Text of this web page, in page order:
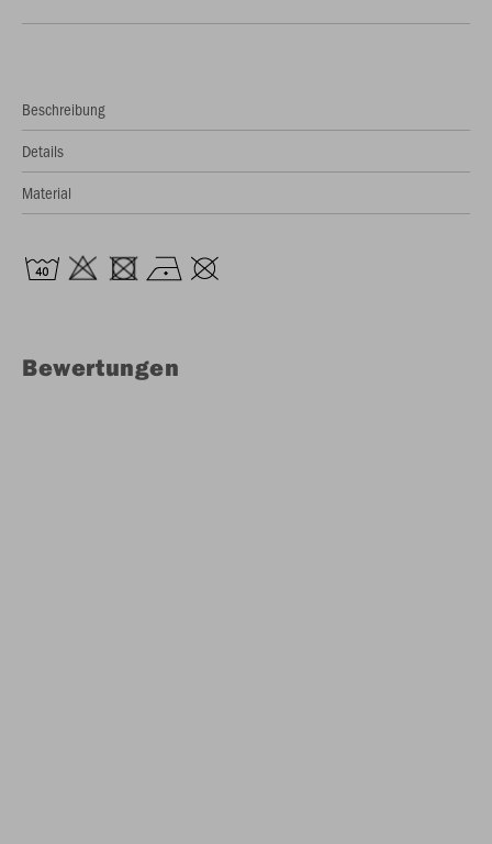
Beschreibung
Details
Material
Bewertungen